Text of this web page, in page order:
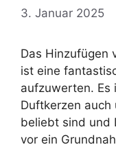
3. Januar 2025
Das Hinzufügen
ist eine
aufzuwerten. Es
Duftkerzen auch
beliebt sind und
vor ein